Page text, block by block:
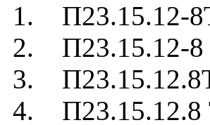
1. П23.15.12-
2. П23.15.12-8
3.
4. П23.15.12.8